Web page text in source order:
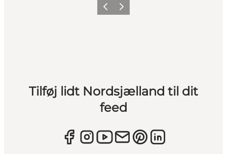
ForrigeNæste
Tilføj lidt Nordsjælland til dit
feed